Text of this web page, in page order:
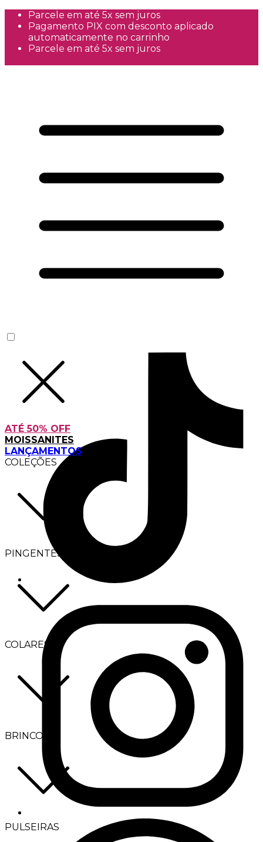
Parcele em até 5x sem juros
Pagamento PIX com desconto aplicado
automaticamente no carrinho
Parcele em até 5x sem juros
ATÉ 50% OFF
MOISSANITES
LANÇAMENTOS
COLEÇÕES
PINGENTES
COLARES
BRINCOS
PULSEIRAS